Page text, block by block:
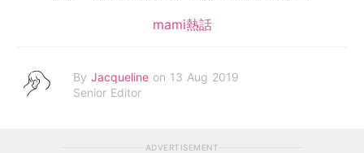
mami熱話
By Jacqueline on 13 Aug 2019
Senior Editor
ADVERTISEMENT